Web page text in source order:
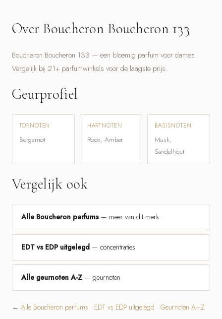
Over Boucheron Boucheron 133
Boucheron Boucheron 133 — een bloemig parfum voor dames.
Vergelijk bij 21+ parfumwinkels voor de laagste prijs.
Geurprofiel
TOPNOTEN
Bergamot
HARTNOTEN
Roos, Amber
BASISNOTEN
Musk,
Sandelhout
Vergelijk ook
Alle Boucheron parfums — meer van dit merk
EDT vs EDP uitgelegd — concentraties
Alle geurnoten A-Z — geurnoten
← Alle Boucheron parfums · EDT vs EDP uitgelegd · Geurnoten A–Z